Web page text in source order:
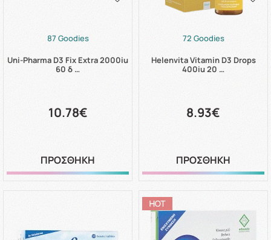
87 Goodies
Uni-Pharma D3 Fix Extra 2000iu
60 δ …
10.78€
ΠΡΟΣΘΗΚΗ
72 Goodies
Helenvita Vitamin D3 Drops
400iu 20 …
8.93€
ΠΡΟΣΘΗΚΗ